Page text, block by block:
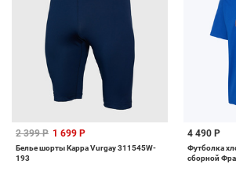
2 399 Р 1 699 Р
Белье шорты Kappa Vurgay 311545W-
193
4 490 Р
Футболка
сборной